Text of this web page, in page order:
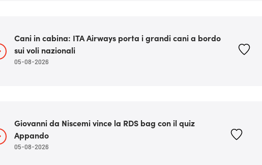
Cani in cabina: ITA Airways porta i grandi cani a bordo
sui voli nazionali
05-08-2026
Giovanni da Niscemi vince la RDS bag con il quiz
Appando
05-08-2026